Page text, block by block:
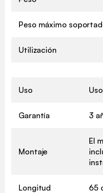
Peso máximo
Utilización
Uso
Garantía 3
Montaje
El
Longitud 65